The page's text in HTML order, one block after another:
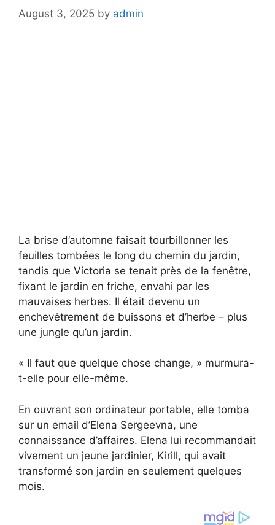
August 3, 2025 by admin
La brise d’automne faisait tourbillonner les
feuilles tombées le long du chemin du jardin,
tandis que Victoria se tenait près de la fenêtre,
fixant le jardin en friche, envahi par les
mauvaises herbes. Il était devenu un
enchevêtrement de buissons et d’herbe – plus
une jungle qu’un jardin.
« Il faut que quelque chose change, » murmura-
t-elle pour elle-même.
En ouvrant son ordinateur portable, elle tomba
sur un email d’Elena Sergeevna, une
connaissance d’affaires. Elena lui recommandait
vivement un jeune jardinier, Kirill, qui avait
transformé son jardin en seulement quelques
mois.